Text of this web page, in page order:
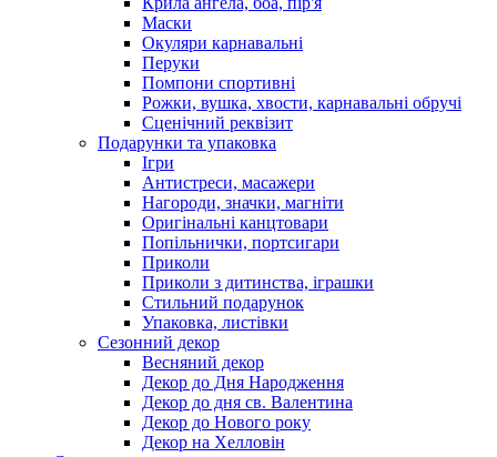
Маски
Окуляри карнавальні
Перуки
Помпони спортивні
Рожки, вушка, хвости, карнавальні обручі
Сценічний реквізит
Подарунки та упаковка
Ігри
Антистреси, масажери
Нагороди, значки, магніти
Оригінальні канцтовари
Попільнички, портсигари
Приколи
Приколи з дитинства, іграшки
Стильний подарунок
Упаковка, листівки
Сезонний декор
Весняний декор
Декор до Дня Народження
Декор до дня св. Валентина
Декор до Нового року
Декор на Хелловін